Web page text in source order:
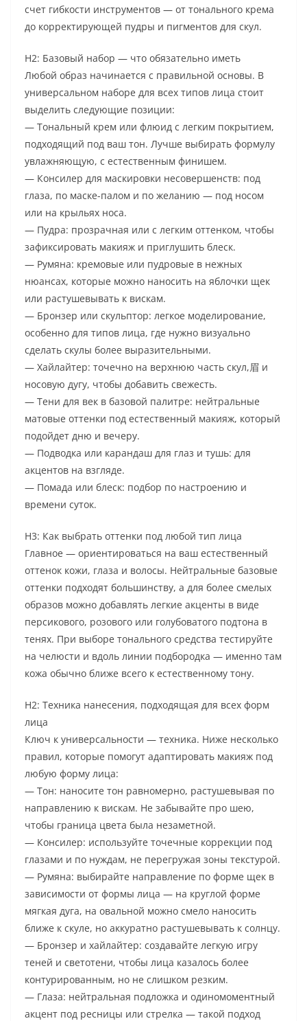
счет гибкости инструментов — от тонального крема
до корректирующей пудры и пигментов для скул.
H2: Базовый набор — что обязательно иметь
Любой образ начинается с правильной основы. В
универсальном наборе для всех типов лица стоит
выделить следующие позиции:
— Тональный крем или флюид с легким покрытием,
подходящий под ваш тон. Лучше выбирать формулу
увлажняющую, с естественным финишем.
— Консилер для маскировки несовершенств: под
глаза, по маске-палом и по желанию — под носом
или на крыльях носа.
— Пудра: прозрачная или с легким оттенком, чтобы
зафиксировать макияж и приглушить блеск.
— Румяна: кремовые или пудровые в нежных
нюансах, которые можно наносить на яблочки щек
или растушевывать к вискам.
— Бронзер или скульптор: легкое моделирование,
особенно для типов лица, где нужно визуально
сделать скулы более выразительными.
— Хайлайтер: точечно на верхнюю часть скул,眉 и
носовую дугу, чтобы добавить свежесть.
— Тени для век в базовой палитре: нейтральные
матовые оттенки под естественный макияж, который
подойдет дню и вечеру.
— Подводка или карандаш для глаз и тушь: для
акцентов на взгляде.
— Помада или блеск: подбор по настроению и
времени суток.
H3: Как выбрать оттенки под любой тип лица
Главное — ориентироваться на ваш естественный
оттенок кожи, глаза и волосы. Нейтральные базовые
оттенки подходят большинству, а для более смелых
образов можно добавлять легкие акценты в виде
персикового, розового или голубоватого подтона в
тенях. При выборе тонального средства тестируйте
на челюсти и вдоль линии подбородка — именно там
кожа обычно ближе всего к естественному тону.
H2: Техника нанесения, подходящая для всех форм
лица
Ключ к универсальности — техника. Ниже несколько
правил, которые помогут адаптировать макияж под
любую форму лица:
— Тон: наносите тон равномерно, растушевывая по
направлению к вискам. Не забывайте про шею,
чтобы граница цвета была незаметной.
— Консилер: используйте точечные коррекции под
глазами и по нуждам, не перегружая зоны текстурой.
— Румяна: выбирайте направление по форме щек в
зависимости от формы лица — на круглой форме
мягкая дуга, на овальной можно смело наносить
ближе к скуле, но аккуратно растушевывать к солнцу.
— Бронзер и хайлайтер: создавайте легкую игру
теней и светотени, чтобы лица казалось более
контурированным, но не слишком резким.
— Глаза: нейтральная подложка и одиномоментный
акцент под ресницы или стрелка — такой подход